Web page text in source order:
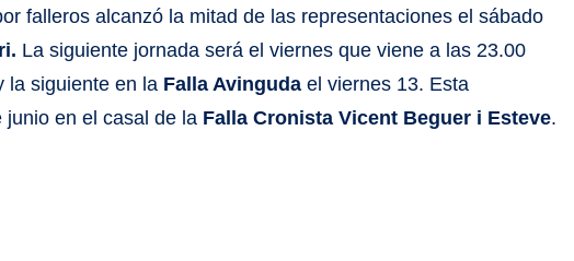
falleros alcanzó la mitad de las representaciones el sábado
La siguiente jornada será el viernes que viene a las 23.00
la siguiente en la Falla Avinguda el viernes 13. Esta
en el casal de la Falla Cronista Vicent Beguer i Esteve.